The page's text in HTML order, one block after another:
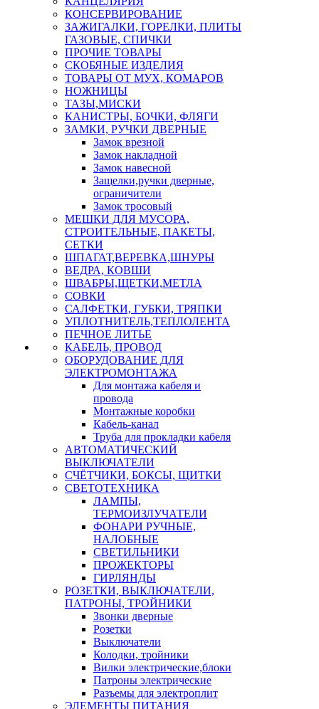
КОНСЕРВИРОВАНИЕ
ЗАЖИГАЛКИ, ГОРЕЛКИ, ПЛИТЫ
ГАЗОВЫЕ, СПИЧКИ
ПРОЧИЕ ТОВАРЫ
СКОБЯНЫЕ ИЗДЕЛИЯ
ТОВАРЫ ОТ МУХ, КОМАРОВ
НОЖНИЦЫ
ТАЗЫ,МИСКИ
КАНИСТРЫ, БОЧКИ, ФЛЯГИ
ЗАМКИ, РУЧКИ ДВЕРНЫЕ
Замок врезной
Замок накладной
Замок навесной
Защелки,ручки дверные,
ограничители
Замок тросовый
МЕШКИ ДЛЯ МУСОРА,
СТРОИТЕЛЬНЫЕ, ПАКЕТЫ,
СЕТКИ
ШПАГАТ,ВЕРЕВКА,ШНУРЫ
ВЕДРА, КОВШИ
ШВАБРЫ,ЩЕТКИ,МЕТЛА
СОВКИ
САЛФЕТКИ, ГУБКИ, ТРЯПКИ
УПЛОТНИТЕЛЬ,ТЕПЛОЛЕНТА
ПЕЧНОЕ ЛИТЬЕ
КАБЕЛЬ, ПРОВОД
ОБОРУДОВАНИЕ ДЛЯ
ЭЛЕКТРОМОНТАЖА
Для монтажа кабеля и
провода
Монтажные коробки
Кабель-канал
Труба для прокладки кабеля
АВТОМАТИЧЕСКИЙ
ВЫКЛЮЧАТЕЛИ
СЧЁТЧИКИ, БОКСЫ, ЩИТКИ
СВЕТОТЕХНИКА
ЛАМПЫ,
ТЕРМОИЗЛУЧАТЕЛИ
ФОНАРИ РУЧНЫЕ,
НАЛОБНЫЕ
СВЕТИЛЬНИКИ
ПРОЖЕКТОРЫ
ГИРЛЯНДЫ
РОЗЕТКИ, ВЫКЛЮЧАТЕЛИ,
ПАТРОНЫ, ТРОЙНИКИ
Звонки дверные
Розетки
Выключатели
Колодки, тройники
Вилки электрические,блоки
Патроны электрические
Разъемы для электроплит
ЭЛЕМЕНТЫ ПИТАНИЯ